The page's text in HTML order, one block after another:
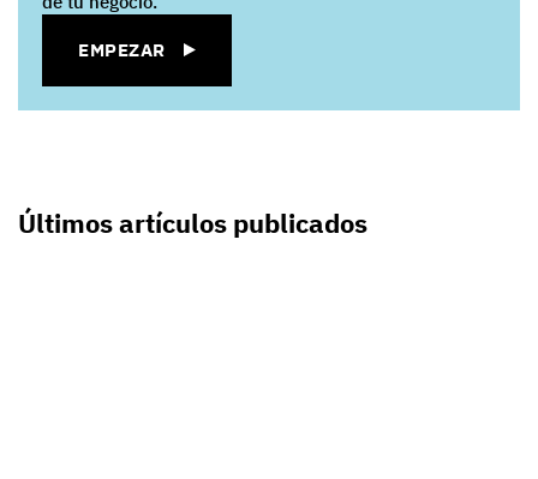
EMPEZAR
Últimos artículos publicados